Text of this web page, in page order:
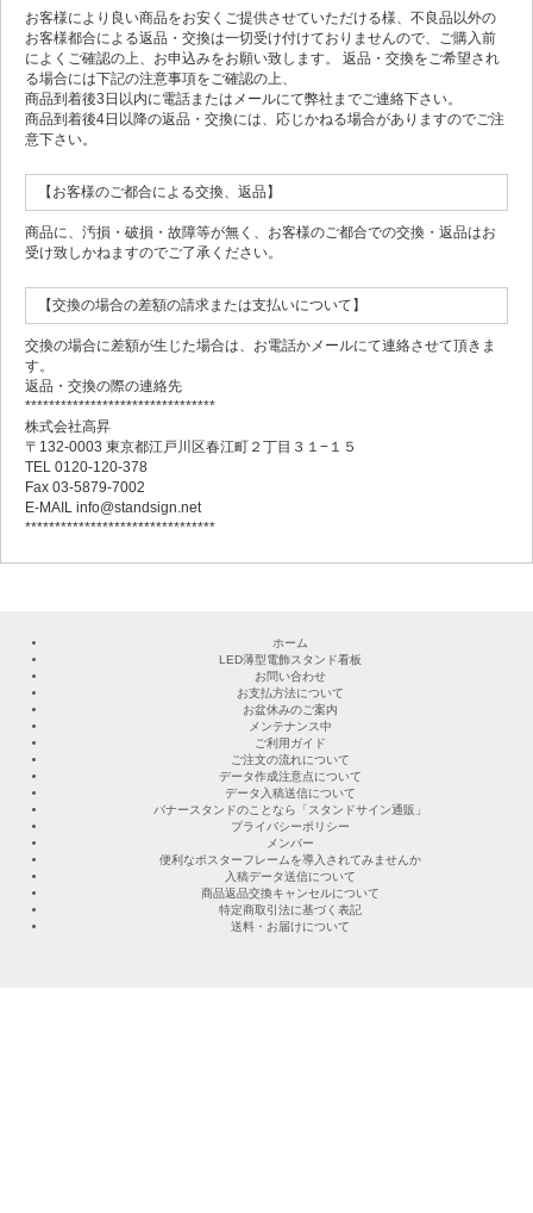
お客様により良い商品をお安くご提供させていただける様、不良品以外の
お客様都合による返品・交換は一切受け付けておりませんので、ご購入前
によくご確認の上、お申込みをお願い致します。 返品・交換をご希望され
る場合には下記の注意事項をご確認の上、
商品到着後3日以内に電話またはメールにて弊社までご連絡下さい。
商品到着後4日以降の返品・交換には、応じかねる場合がありますのでご注
意下さい。
【お客様のご都合による交換、返品】
商品に、汚損・破損・故障等が無く、お客様のご都合での交換・返品はお
受け致しかねますのでご了承ください。
【交換の場合の差額の請求または支払いについて】
交換の場合に差額が生じた場合は、お電話かメールにて連絡させて頂きま
す。
返品・交換の際の連絡先
********************************
株式会社高昇
〒132-0003 東京都江戸川区春江町２丁目３１−１５
TEL 0120-120-378
Fax 03-5879-7002
E-MAIL info@standsign.net
********************************
ホーム
LED薄型電飾スタンド看板
お問い合わせ
お支払方法について
お盆休みのご案内
メンテナンス中
ご利用ガイド
ご注文の流れについて
データ作成注意点について
データ入稿送信について
バナースタンドのことなら「スタンドサイン通販」
プライバシーポリシー
メンバー
便利なポスターフレームを導入されてみませんか
入稿データ送信について
商品返品交換キャンセルについて
特定商取引法に基づく表記
送料・お届けについて